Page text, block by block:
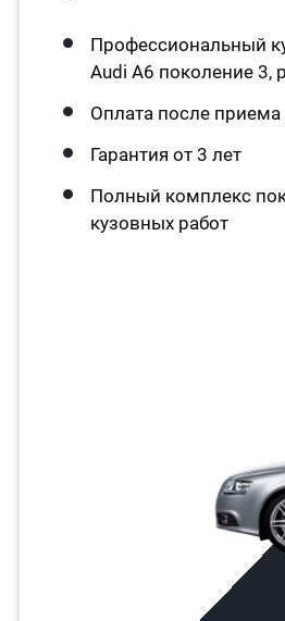
Профессиональный
Audi A6 поколение 3,
Оплата после приема
Гарантия от 3 лет
Полный комплекс
кузовных работ